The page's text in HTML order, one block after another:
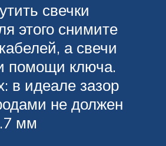
свечки
этого снимите
а свечи
помощи ключа.
в идеале зазор
не должен
мм